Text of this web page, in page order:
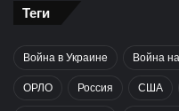
Теги
Война в Украине Война
ОРЛО Россия США